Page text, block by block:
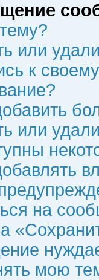
или
к
или
на
мою